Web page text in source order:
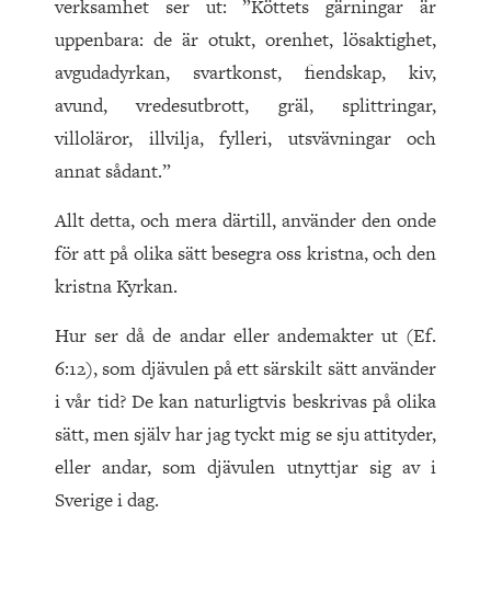
verksamhet ser ut: ”Köttets gärningar är
uppenbara: de är otukt, orenhet, lösaktighet,
avgudadyrkan, svartkonst, fiendskap, kiv,
avund, vredesutbrott, gräl, splittringar,
villoläror, illvilja, fylleri, utsvävningar och
annat sådant.”
Allt detta, och mera därtill, använder den onde
för att på olika sätt besegra oss kristna, och den
kristna Kyrkan.
Hur ser då de andar eller andemakter ut (Ef.
6:12), som djävulen på ett särskilt sätt använder
i vår tid? De kan naturligtvis beskrivas på olika
sätt, men själv har jag tyckt mig se sju attityder,
eller andar, som djävulen utnyttjar sig av i
Sverige i dag.